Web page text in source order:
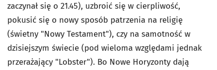
zaczynał się o 21.45), uzbroić się w cierpliwość,
pokusić się o nowy sposób patrzenia na religię
(świetny "Nowy Testament"), czy na samotność w
dzisiejszym świecie (pod wieloma względami jednak
przerażający "Lobster"). Bo Nowe Horyzonty dają